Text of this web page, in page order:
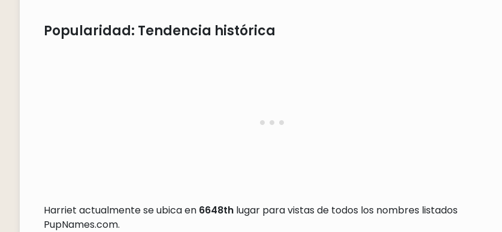
Popularidad: Tendencia histórica
Harriet actualmente se ubica en 6648thlugar para vistas de todos los nombres listados
PupNames.com.